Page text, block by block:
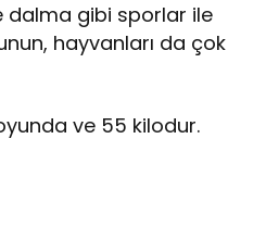
dalma gibi sporlar ile
hayvanları da çok
ve 55 kilodur.